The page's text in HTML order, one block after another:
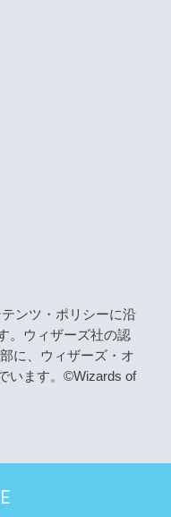
ンツ・ポリシーに沿
。ウィザーズ社の認
に、ウィザーズ・オ
います。©Wizards of